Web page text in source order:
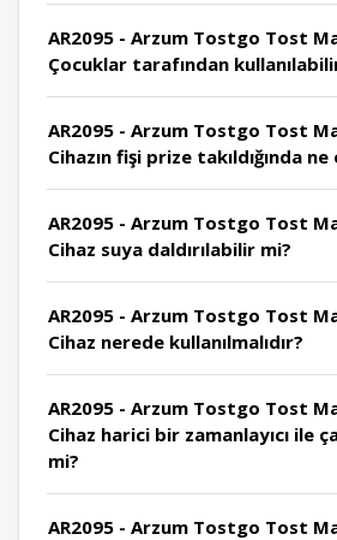
AR2095 - Arzum Tostgo Tost
Çocuklar tarafından
AR2095 - Arzum Tostgo Tost
Cihazın fişi prize takıldığında ne
AR2095 - Arzum Tostgo Tost
Cihaz suya daldırılabilir mi?
AR2095 - Arzum Tostgo Tost
Cihaz nerede kullanılmalıdır?
AR2095 - Arzum Tostgo Tost
Cihaz harici bir zamanlayıcı ile
mi?
AR2095 - Arzum Tostgo Tost